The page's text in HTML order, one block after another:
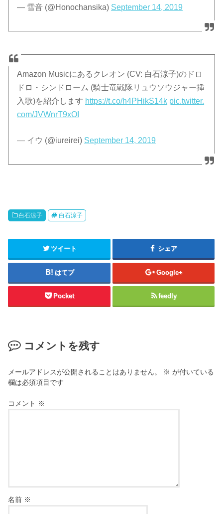
— 雪音 (@Honochansika) September 14, 2019
Amazon Musicにあるクレオン (CV: 白石涼子)のドロ
ドロ・シンドローム (騎士竜戦隊リュウソウジャー挿
入歌)を紹介します https://t.co/h4PHikS14k pic.twitter.
com/JVWnrT9xOI
— イウ (@iureirei) September 14, 2019
白石涼子 白石涼子
ツイート シェア
はてブ Google+
Pocket feedly
コメントを残す
メールアドレスが公開されることはありません。 ※ が付いている
欄は必須項目です
コメント ※
名前 ※